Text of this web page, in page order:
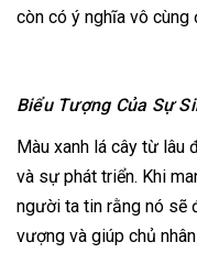
còn có ý nghĩa vô cùng
Biểu Tượng Của Sự
Màu xanh lá cây từ lâu
và sự phát triển. Khi
người ta tin rằng nó sẽ
vượng và giúp chủ